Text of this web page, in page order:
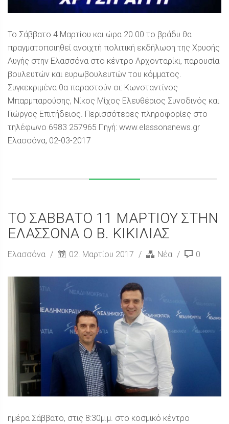
Το Σάββατο 4 Μαρτίου και ώρα 20.00 το βράδυ θα
πραγματοποιηθεί ανοιχτή πολιτική εκδήλωση της Χρυσής
Αυγής στην Ελασσόνα στο κέντρο Αρχονταρίκι, παρουσία
βουλευτών και ευρωβουλευτών του κόμματος.
Συγκεκριμένα θα παραστούν οι: Κωνσταντίνος
Μπαρμπαρούσης, Νίκος Μίχος Ελευθέριος Συνοδινός και
Γιώργος Επιτήδειος. Περισσότερες πληροφορίες στο
τηλέφωνο 6983 257965 Πηγή: www.elassonanews.gr
Ελασσόνα, 02-03-2017
ΤΟ ΣΑΒΒΑΤΟ 11 ΜΑΡΤΙΟΥ ΣΤΗΝ
ΕΛΑΣΣΟΝΑ Ο Β. ΚΙΚΙΛΙΑΣ
Ελασσόνα 02. Μαρτίου 2017 Νέα 0
ημέρα Σάββατο, στις 8:30μ.μ. στο κοσμικό κέντρο